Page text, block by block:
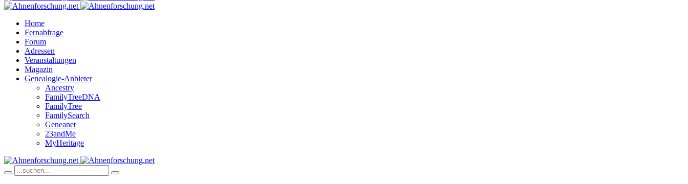
Home
Fernabfrage
Forum
Adressen
Veranstaltungen
Magazin
Genealogie-Anbieter
Ancestry
FamilyTreeDNA
FamilyTree
FamilySearch
Geneanet
23andMe
MyHeritage